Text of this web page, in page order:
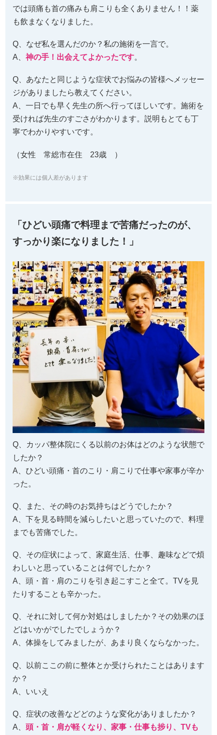
では頭痛も首の痛みも肩こりも全くありません！！薬
も飲まなくなりました。
Q、なぜ私を選んだのか？私の施術を一言で。
A、 神の手！出会えてよかったです。
Q、あなたと同じような症状でお悩みの皆様へメッセー
ジがありましたら教えてください。
A、一日でも早く先生の所へ行ってほしいです。施術を
受ければ先生のすごさがわかります。説明もとても丁
寧でわかりやすいです。
（女性 常総市在住 23歳 ）
※効果には個人差があります
「ひどい頭痛で料理まで苦痛だったのが、
すっかり楽になりました！」
Q、カッパ整体院にくる以前のお体はどのような状態で
したか？
A、ひどい頭痛・首のこり・肩こりで仕事や家事が辛か
った。
Q、また、その時のお気持ちはどうでしたか？
A、下を見る時間を減らしたいと思っていたので、料理
までも苦痛でした。
Q、その症状によって、家庭生活、仕事、趣味などで煩
わしいと思っていることは何でしたか？
A、頭・首・肩のこりを引き起こすこと全て。TVを見
たりすることも辛かった。
Q、それに対して何か対処はしましたか？その効果のほ
どはいかがでしたでしょうか？
A、体操をしてみましたが、あまり良くならなかった。
Q、以前ここの前に整体とか受けられたことはあります
か？
A、いいえ
Q、症状の改善などどのような変化がありましたか？
A、 頭・首・肩が軽くなり、家事・仕事も捗り、TVも